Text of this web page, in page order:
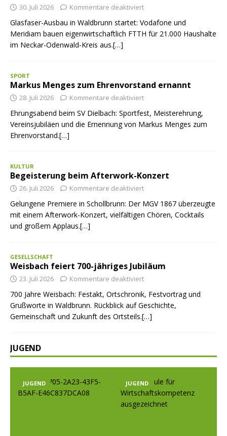
30. Juli 2026 Kommentare deaktiviert
Glasfaser-Ausbau in Waldbrunn startet: Vodafone und
Meridiam bauen eigenwirtschaftlich FTTH für 21.000 Haushalte
im Neckar-Odenwald-Kreis aus.[…]
SPORT
Markus Menges zum Ehrenvorstand ernannt
28. Juli 2026 Kommentare deaktiviert
Ehrungsabend beim SV Dielbach: Sportfest, Meisterehrung,
Vereinsjubiläen und die Ernennung von Markus Menges zum
Ehrenvorstand.[…]
KULTUR
Begeisterung beim Afterwork-Konzert
26. Juli 2026 Kommentare deaktiviert
Gelungene Premiere in Schollbrunn: Der MGV 1867 überzeugte
mit einem Afterwork-Konzert, vielfältigen Chören, Cocktails
und großem Applaus.[…]
GESELLSCHAFT
Weisbach feiert 700-jähriges Jubiläum
23. Juli 2026 Kommentare deaktiviert
700 Jahre Weisbach: Festakt, Ortschronik, Festvortrag und
Grußworte in Waldbrunn. Rückblick auf Geschichte,
Gemeinschaft und Zukunft des Ortsteils.[…]
JUGEND
JUGEND JUGEND